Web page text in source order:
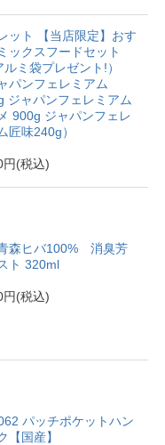
ット 【当店限定】おす
ックスフードセット
ルミ袋プレゼント!）
パンフェレミアム
ジャパンフェレミアム
900g ジャパンフェレ
匠味240g）
円(税込)
森ヒバ100% 消臭芳
ト 320ml
円(税込)
パッチポケットハン
【国産】